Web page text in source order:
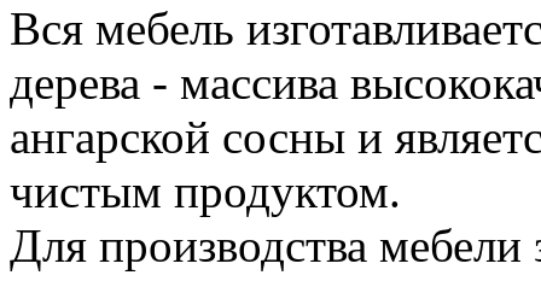
Вся мебель
дерева - массива
ангарской сосны и
чистым продуктом.
Для производства мебели